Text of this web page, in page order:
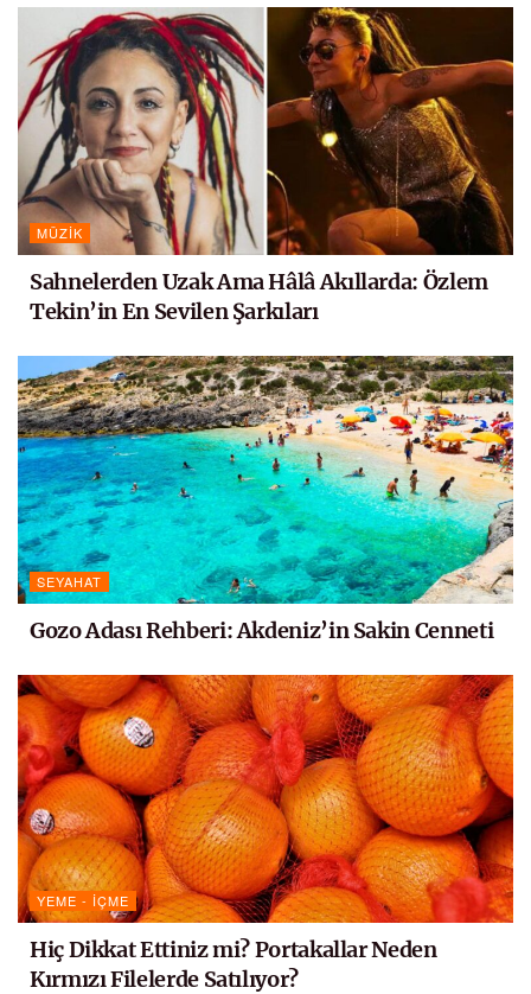
MÜZIK
Sahnelerden Uzak Ama Hâlâ Akıllarda: Özlem
Tekin’in En Sevilen Şarkıları
SEYAHAT
Gozo Adası Rehberi: Akdeniz’in Sakin Cenneti
YEME - İÇME
Hiç Dikkat Ettiniz mi? Portakallar Neden
Kırmızı Filelerde Satılıyor?